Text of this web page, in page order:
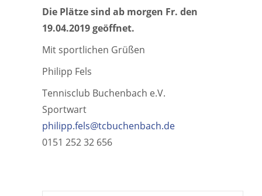
Die Plätze sind ab morgen Fr. den
19.04.2019 geöffnet.
Mit sportlichen Grüßen
Philipp Fels
Tennisclub Buchenbach e.V.
Sportwart
philipp.fels@tcbuchenbach.de
0151 252 32 656